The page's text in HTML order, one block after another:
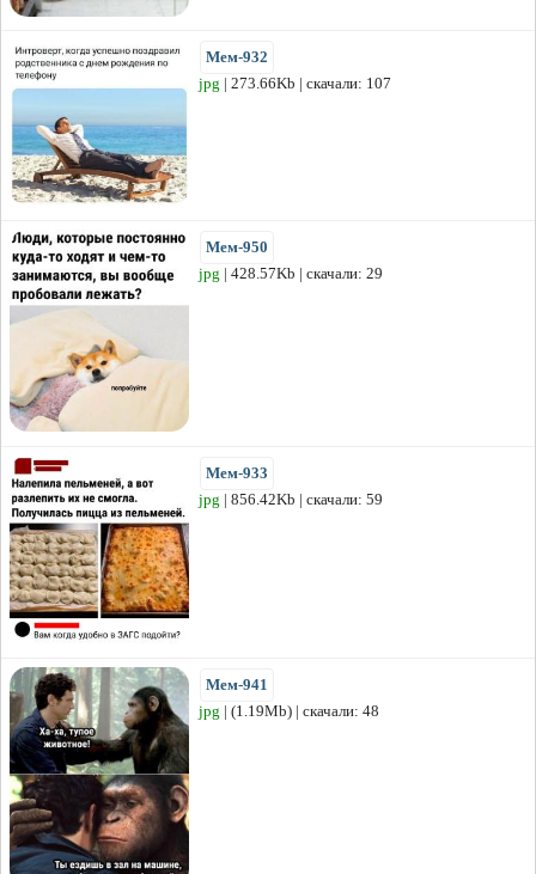
Мем-932
jpg | 273.66Kb | скачали: 107
Мем-950
jpg | 428.57Kb | скачали: 29
Мем-933
jpg | 856.42Kb | скачали: 59
Мем-941
jpg | (1.19Mb) | скачали: 48